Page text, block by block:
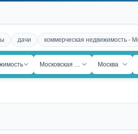
дачи коммерческая недвижимость -
Московская обл. Москва